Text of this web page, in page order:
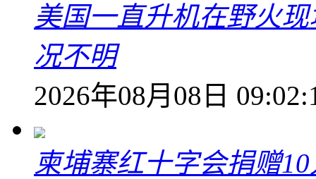
美国一直升机在野火
况不明
2026年08月08日
柬埔寨红十字会捐赠